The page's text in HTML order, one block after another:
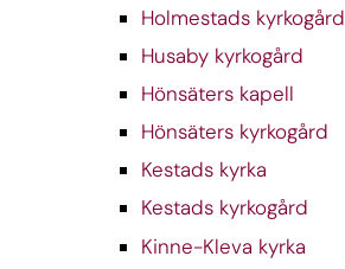
Holmestads kyrkogård
Husaby kyrkogård
Hönsäters kapell
Hönsäters kyrkogård
Kestads kyrka
Kestads kyrkogård
Kinne-Kleva kyrka